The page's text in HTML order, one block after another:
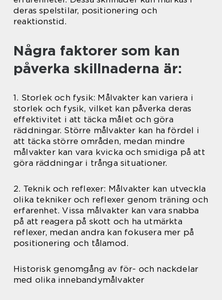
deras spelstilar, positionering och
reaktionstid.
Några faktorer som kan
påverka skillnaderna är:
1. Storlek och fysik: Målvakter kan variera i
storlek och fysik, vilket kan påverka deras
effektivitet i att täcka målet och göra
räddningar. Större målvakter kan ha fördel i
att täcka större områden, medan mindre
målvakter kan vara kvicka och smidiga på att
göra räddningar i trånga situationer.
2. Teknik och reflexer: Målvakter kan utveckla
olika tekniker och reflexer genom träning och
erfarenhet. Vissa målvakter kan vara snabba
på att reagera på skott och ha utmärkta
reflexer, medan andra kan fokusera mer på
positionering och tålamod.
Historisk genomgång av för- och nackdelar
med olika innebandymålvakter